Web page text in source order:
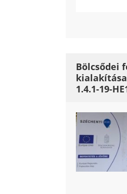
Bölcsődei
kialakítása
1.4.1-19-